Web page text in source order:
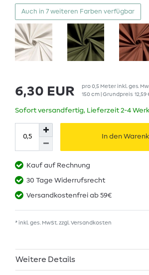
Auch in 7 weiteren Farben verfügbar
6,30 EUR pro0,5 Meterinkl. ges.
150 cm | Grundpreis
Sofort versandfertig, Lieferzeit 2-4
In den
Kauf auf Rechnung
30 Tage Widerrufsrecht
Versandkostenfrei ab 59€
* inkl. ges. MwSt. zzgl. Versandkosten
Weitere Details